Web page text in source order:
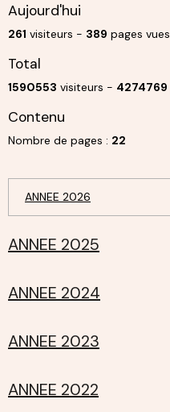
Aujourd'hui
261 visiteurs - 389 pages vues
Total
1590553 visiteurs - 4274769
Contenu
Nombre de pages : 22
ANNEE 2026
ANNEE 2025
ANNEE 2024
ANNEE 2023
ANNEE 2022